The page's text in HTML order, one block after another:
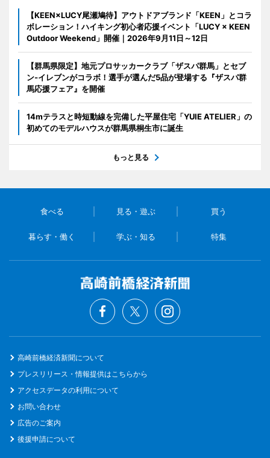
【KEEN×LUCY尾瀬鳩待】アウトドアブランド「KEEN」とコラ
ボレーション！ハイキング初心者応援イベント「LUCY × KEEN
Outdoor Weekend」開催｜2026年9月11日～12日
【群馬県限定】地元プロサッカークラブ「ザスパ群馬」とセブ
ン‐イレブンがコラボ！選手が選んだ5品が登場する『ザスパ群
馬応援フェア』を開催
14mテラスと時短動線を完備した平屋住宅「YUIE ATELIER」の
初めてのモデルハウスが群馬県桐生市に誕生
もっと見る
食べる 見る・遊ぶ 買う
暮らす・働く 学ぶ・知る 特集
高崎前橋経済新聞について
プレスリリース・情報提供はこちらから
アクセスデータの利用について
お問い合わせ
広告のご案内
後援申請について